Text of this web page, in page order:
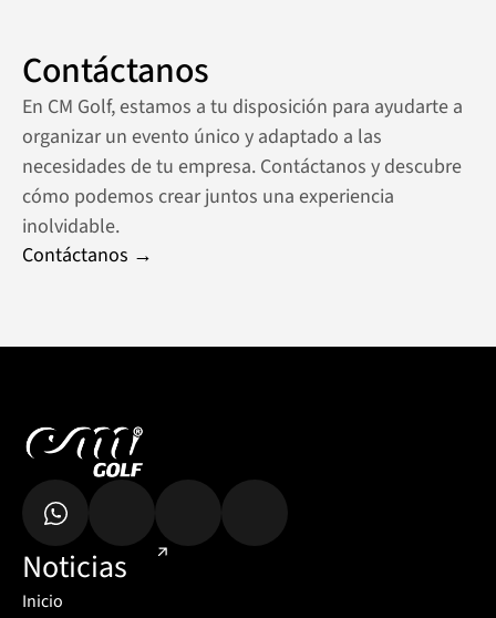
Contáctanos
En CM Golf, estamos a tu disposición para ayudarte a
organizar un evento único y adaptado a las
necesidades de tu empresa. Contáctanos y descubre
cómo podemos crear juntos una experiencia
inolvidable.
Contáctanos →
Noticias
Inicio